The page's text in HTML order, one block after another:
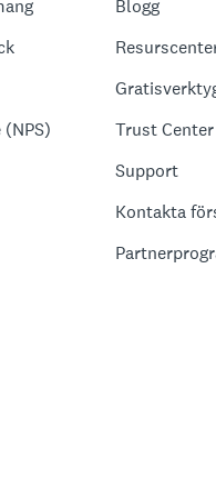
Blogg
Trust Center
Support
Kontakta